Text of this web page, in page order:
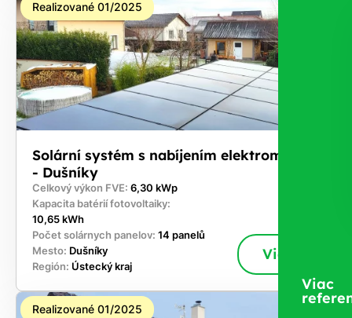
Realizované 01/2025
Solární systém s nabíjením elektromobilů
- Dušníky
Celkový výkon FVE: 6,30 kWp
Kapacita batérií fotovoltaiky:
10,65 kWh
Počet solárnych panelov: 14 panelů
Mesto: Dušníky
Región: Ústecký kraj
Viac
Realizované 01/2025
Viac